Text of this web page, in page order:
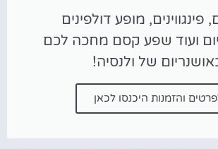
פינגווינים, מופע דולפינים
ועוד שפע קסם מחכה לכם
של ולנסיה!
והזמנות היכנסו לכאן